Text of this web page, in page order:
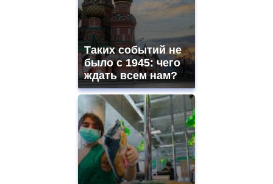
Таких событий не
было с 1945: чего
ждать всем нам?